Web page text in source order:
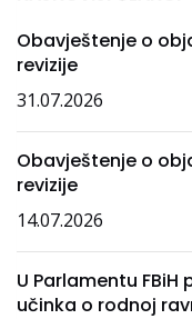
Obavještenje o
revizije
31.07.2026
Obavještenje o
revizije
14.07.2026
U Parlamentu
učinka o rodnoj